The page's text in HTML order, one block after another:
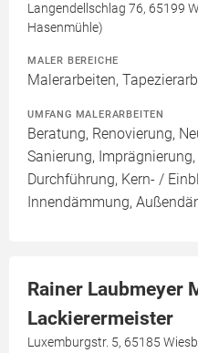
Langendellschlag 76, 65199
Hasenmühle)
MALER BEREICHE
Malerarbeiten,
UMFANG MALERARBEITEN
Beratung, Renovierung,
Sanierung,
Durchführung, Kern- /
Innendämmung,
Rainer Laubmeyer
Lackierermeister
Luxemburgstr. 5, 65185